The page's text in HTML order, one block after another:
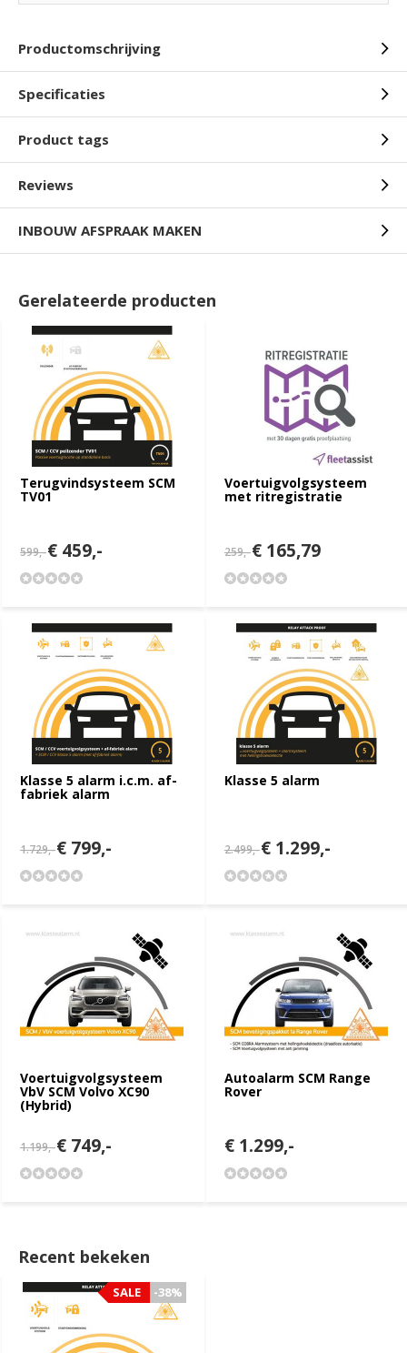
Productomschrijving
Specificaties
Product tags
Reviews
INBOUW AFSPRAAK MAKEN
Gerelateerde producten
Terugvindsysteem SCM
TV01
599,-€ 459,-
Voertuigvolgsysteem
met ritregistratie
259,-€ 165,79
Klasse 5 alarm i.c.m. af-
fabriek alarm
1.729,-€ 799,-
Klasse 5 alarm
2.499,-€ 1.299,-
Voertuigvolgsysteem
VbV SCM Volvo XC90
(Hybrid)
1.199,-€ 749,-
Autoalarm SCM Range
Rover
€ 1.299,-
Recent bekeken
-38%
SALE